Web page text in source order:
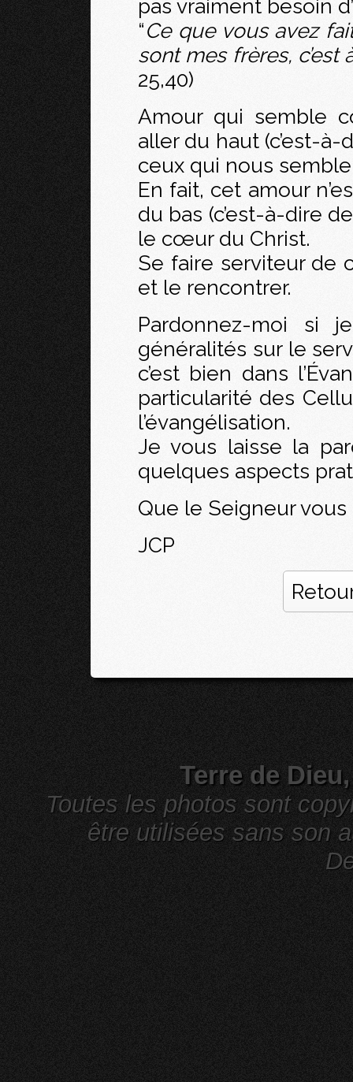
pas vraiment besoin
“Ce que vous avez
sont mes frères, c’est
25,40)
Amour qui semble
aller du haut (c’est-
ceux qui nous
En fait, cet amour
du bas (c’est-à-dire
le cœur du Christ.
Se faire serviteur de
et le rencontrer.
Pardonnez-moi si
généralités sur le
c’est bien dans
particularité des
l’évangélisation.
Je vous laisse la
quelques aspects
Que le Seigneur vous
JCP
Terre de
Toutes les photos sont
être utilisées sans son